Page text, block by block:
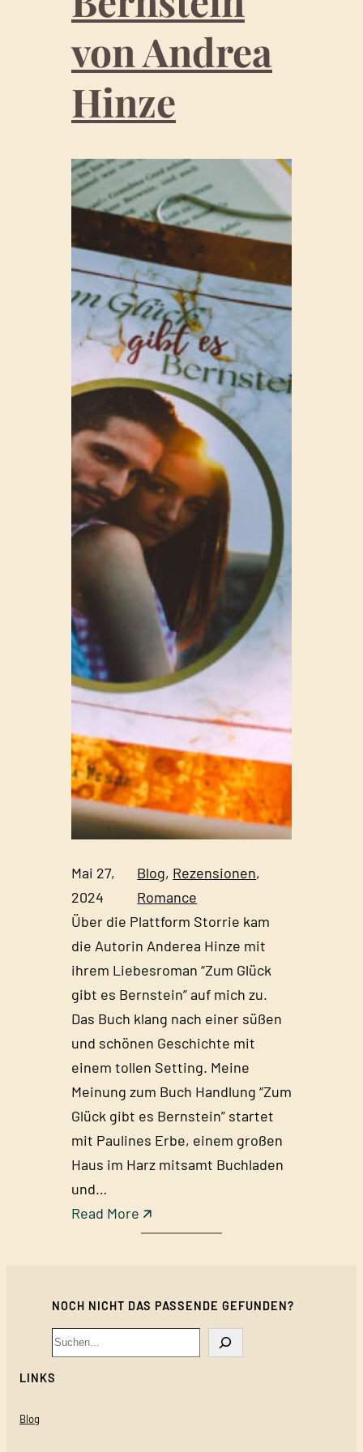
von Andrea
Hinze
Mai 27,
2024
Blog, Rezensionen
Romance
Über die Plattform Storrie kam
die Autorin Anderea Hinze mit
ihrem Liebesroman “Zum Glück
gibt es Bernstein” auf mich zu.
Das Buch klang nach einer süßen
und schönen Geschichte mit
einem tollen Setting. Meine
Meinung zum Buch Handlung “Zum
Glück gibt es Bernstein” startet
mit Paulines Erbe, einem großen
Haus im Harz mitsamt Buchladen
und…
Read More 🡭:
Z
G
l
ü
NOCH NICHT DAS PASSENDE GEFUNDEN?
Search
LINKS
Blog